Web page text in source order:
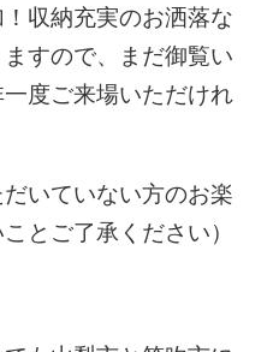
収納充実のお洒落な
すので、まだ御覧い
度ご来場いただけれ
だいていない方のお楽
とご了承ください）